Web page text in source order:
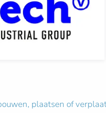
plaatsen of